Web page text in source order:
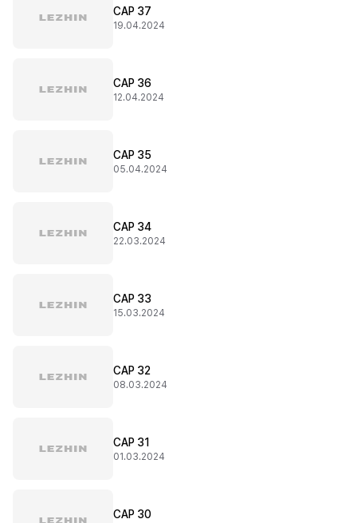
CAP 37
19.04.2024
CAP 36
12.04.2024
CAP 35
05.04.2024
CAP 34
22.03.2024
CAP 33
15.03.2024
CAP 32
08.03.2024
CAP 31
01.03.2024
CAP 30